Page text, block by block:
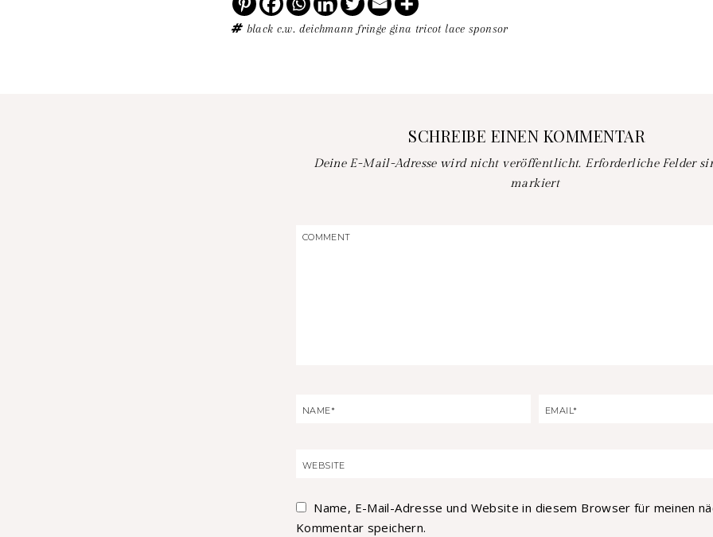
black c.w. deichmann fringe gina tricot lace sponsor
SCHREIBE EINEN KOMMENTAR
Deine E-Mail-Adresse wird nicht veröffentlicht. Erforderliche Felder
markiert
Name, E-Mail-Adresse und Website in diesem Browser für meinen
Kommentar speichern.